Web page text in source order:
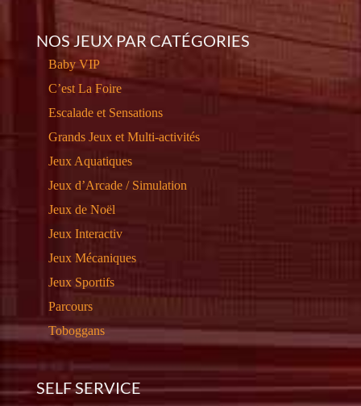
NOS JEUX PAR CATÉGORIES
Baby VIP
C’est La Foire
Escalade et Sensations
Grands Jeux et Multi-activités
Jeux Aquatiques
Jeux d’Arcade / Simulation
Jeux de Noël
Jeux Interactiv
Jeux Mécaniques
Jeux Sportifs
Parcours
Toboggans
SELF SERVICE